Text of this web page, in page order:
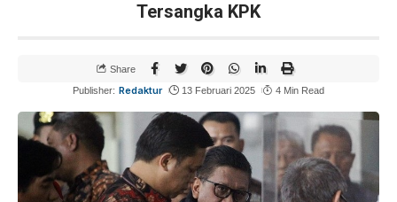
Tersangka KPK
Publisher: Redaktur 13 Februari 2025 4 Min Read
Share